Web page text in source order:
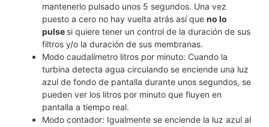
mantenerlo pulsado unos 5 segundos. Una vez
puesto a cero no hay vuelta atrás así que no lo
pulse si quiere tener un control de la duración de sus
filtros y/o la duración de sus membranas.
Modo caudalímetro litros por minuto: Cuando la
turbina detecta agua circulando se enciende una luz
azul de fondo de pantalla durante unos segundos, se
pueden ver los litros por minuto que fluyen en
pantalla a tiempo real.
Modo contador: Igualmente se enciende la luz azul al